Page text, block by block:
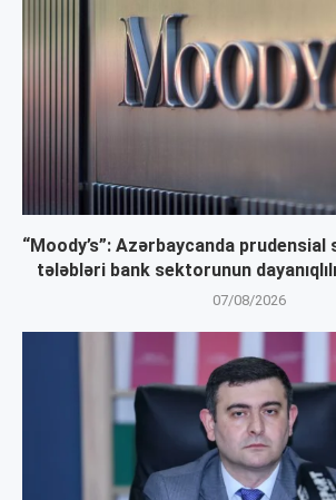
“Moody’s”: Azərbaycanda
tələbləri bank sektorunun
07/08/2026